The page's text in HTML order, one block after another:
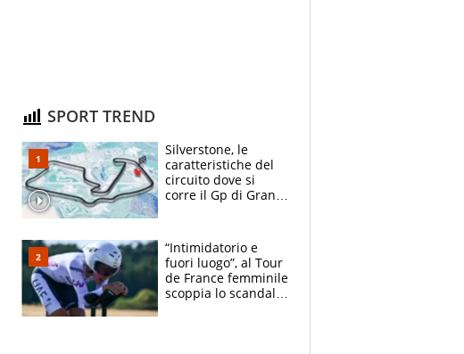
SPORT TREND
Silverstone, le
caratteristiche del
circuito dove si
corre il Gp di Gran
“Intimidatorio e
fuori luogo”, al Tour
de France femminile
scoppia lo scandalo: